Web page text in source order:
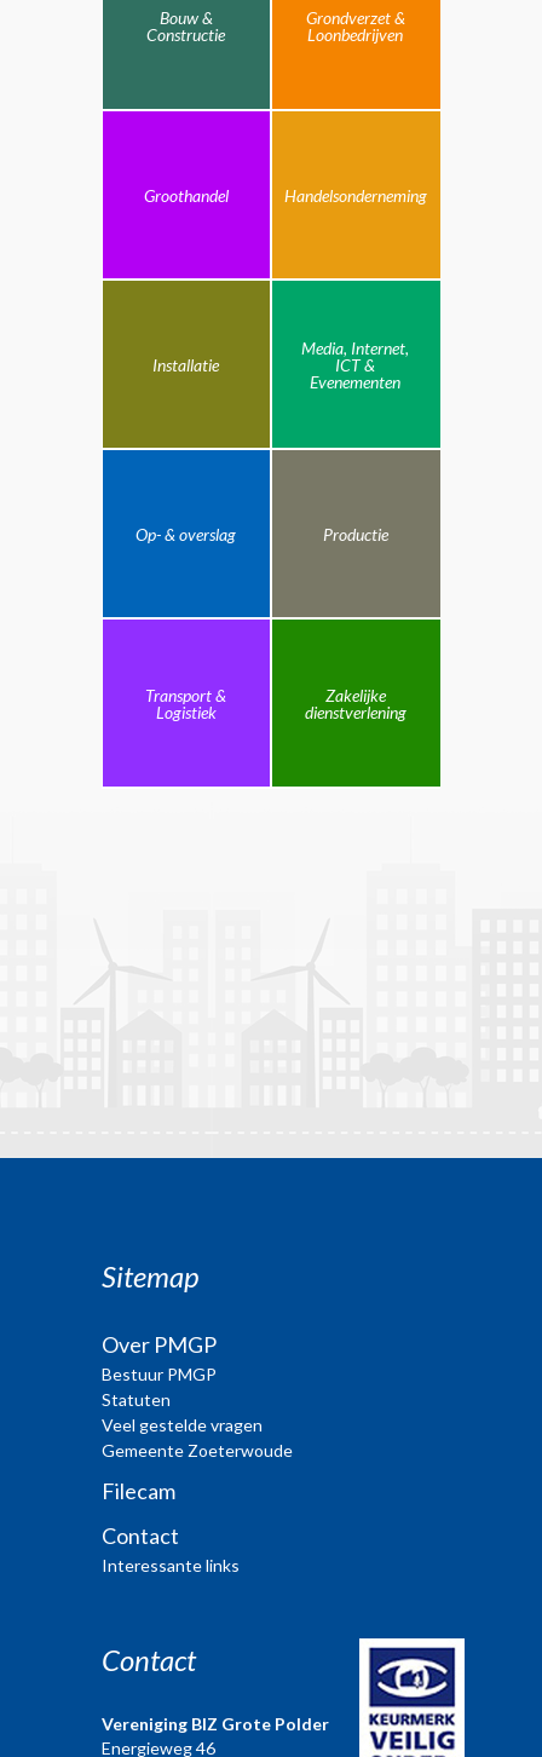
Bouw &
Constructie
Grondverzet &
Loonbedrijven
Groothandel Handelsonderneming
Installatie
Media, Internet,
ICT &
Evenementen
Op- & overslag Productie
Transport &
Logistiek
Zakelijke
dienstverlening
Sitemap
Over PMGP
Bestuur PMGP
Statuten
Veel gestelde vragen
Gemeente Zoeterwoude
Filecam
Contact
Interessante links
Contact
Vereniging BIZ Grote Polder
Energieweg 46